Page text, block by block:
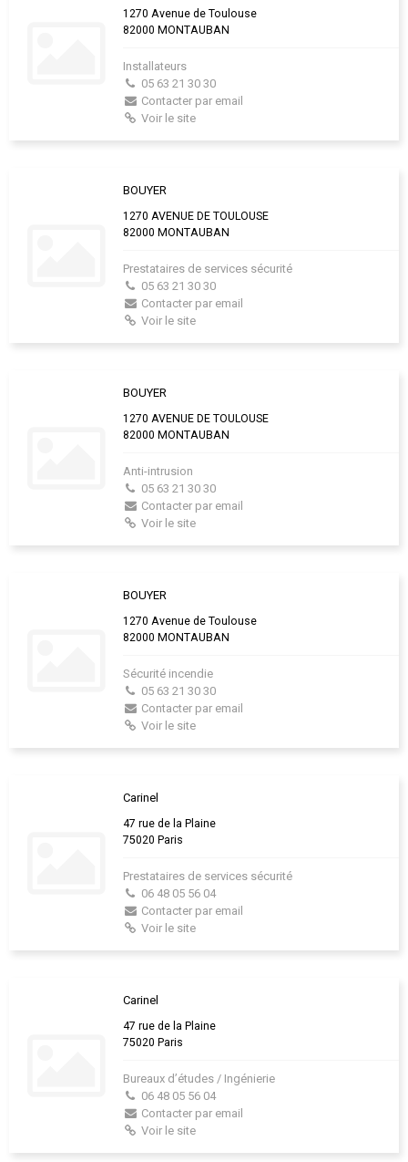
1270 Avenue de Toulouse
82000 MONTAUBAN
Installateurs
05 63 21 30 30
Contacter par email
Voir le site
BOUYER
1270 AVENUE DE TOULOUSE
82000 MONTAUBAN
Prestataires de services sécurité
05 63 21 30 30
Contacter par email
Voir le site
BOUYER
1270 AVENUE DE TOULOUSE
82000 MONTAUBAN
Anti-intrusion
05 63 21 30 30
Contacter par email
Voir le site
BOUYER
1270 Avenue de Toulouse
82000 MONTAUBAN
Sécurité incendie
05 63 21 30 30
Contacter par email
Voir le site
Carinel
47 rue de la Plaine
75020 Paris
Prestataires de services sécurité
06 48 05 56 04
Contacter par email
Voir le site
Carinel
47 rue de la Plaine
75020 Paris
Bureaux d’études / Ingénierie
06 48 05 56 04
Contacter par email
Voir le site